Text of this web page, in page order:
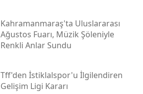
Kahramanmaraş'ta Uluslararası
Ağustos Fuarı, Müzik Şöleniyle
Renkli Anlar Sundu
Tff'den İstiklalspor'u İlgilendiren
Gelişim Ligi Kararı